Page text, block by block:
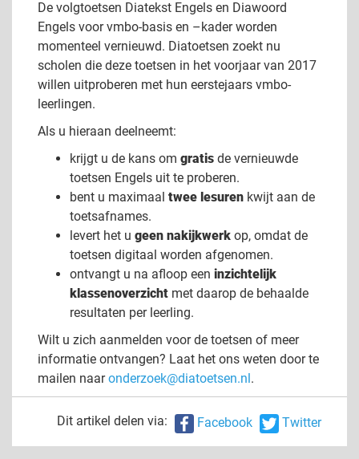
De volgtoetsen Diatekst Engels en Diawoord
Engels voor vmbo-basis en –kader worden
momenteel vernieuwd. Diatoetsen zoekt nu
scholen die deze toetsen in het voorjaar van 2017
willen uitproberen met hun eerstejaars vmbo-
leerlingen.
Als u hieraan deelneemt:
krijgt u de kans om gratis de vernieuwde
toetsen Engels uit te proberen.
bent u maximaal twee lesuren kwijt aan de
toetsafnames.
levert het u geen nakijkwerk op, omdat de
toetsen digitaal worden afgenomen.
ontvangt u na afloop een inzichtelijk
klassenoverzicht met daarop de behaalde
resultaten per leerling.
Wilt u zich aanmelden voor de toetsen of meer
informatie ontvangen? Laat het ons weten door te
mailen naaronderzoek@diatoetsen.nl.
Dit artikel delen via: Facebook Twitter